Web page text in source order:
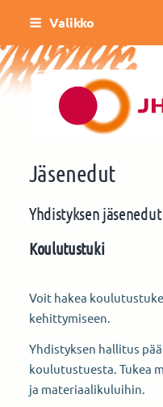
Siirry
sisältöön
Valikko
Jäsenedut
Yhdistyksen jäsenedut
Koulutustuki
Voit hakea
kehittymiseen.
Yhdistyksen hallitus
koulutustuesta. Tukea
ja materiaalikuluihin.